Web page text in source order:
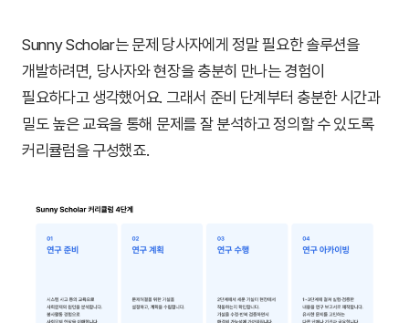
Sunny Scholar는 문제 당사자에게 정말 필요한 솔루션을
개발하려면, 당사자와 현장을 충분히 만나는 경험이
필요하다고 생각했어요. 그래서 준비 단계부터 충분한 시간과
밀도 높은 교육을 통해 문제를 잘 분석하고 정의할 수 있도록
커리큘럼을 구성했죠.